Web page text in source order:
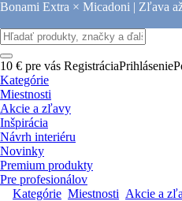
Bonami Extra × Micadoni | Zľava
10 € pre vás RegistráciaPrihlásenie
Kategórie
Miestnosti
Akcie a zľavy
Inšpirácia
Návrh interiéru
Novinky
Premium produkty
Pre profesionálov
Kategórie Miestnosti Akcie a